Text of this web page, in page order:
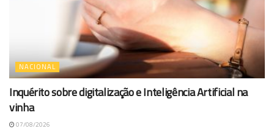
NACIONAL
Inquérito sobre digitalização e Inteligência Artificial na
vinha
07/08/2026